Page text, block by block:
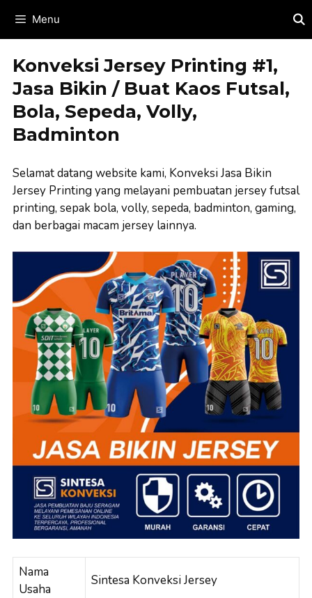
content
Menu
Konveksi Jersey Printing #1,
Jasa Bikin / Buat Kaos Futsal,
Bola, Sepeda, Volly,
Badminton
Selamat datang website kami, Konveksi Jasa Bikin
Jersey Printing yang melayani pembuatan jersey futsal
printing, sepak bola, volly, sepeda, badminton, gaming,
dan berbagai macam jersey lainnya.
Nama
Usaha
Sintesa Konveksi Jersey